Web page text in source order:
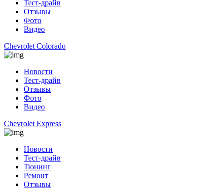
Тест-драйв
Отзывы
Фото
Видео
Chevrolet Colorado
Новости
Тест-драйв
Отзывы
Фото
Видео
Chevrolet Express
Новости
Тест-драйв
Тюнинг
Ремонт
Отзывы